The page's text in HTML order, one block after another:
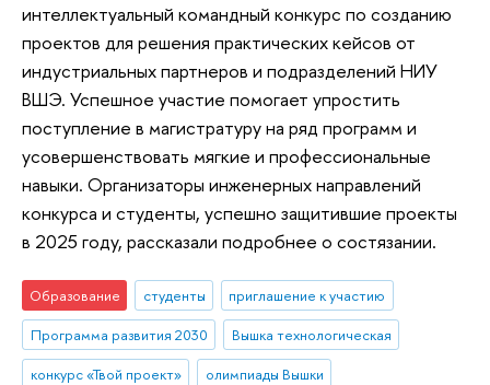
интеллектуальный командный конкурс по созданию
проектов для решения практических кейсов от
индустриальных партнеров и подразделений НИУ
ВШЭ. Успешное участие помогает упростить
поступление в магистратуру на ряд программ и
усовершенствовать мягкие и профессиональные
навыки. Организаторы инженерных направлений
конкурса и студенты, успешно защитившие проекты
в 2025 году, рассказали подробнее о состязании.
Образование студенты
приглашение к участию
Программа развития 2030
Вышка технологическая
конкурс «Твой проект»
олимпиады Вышки